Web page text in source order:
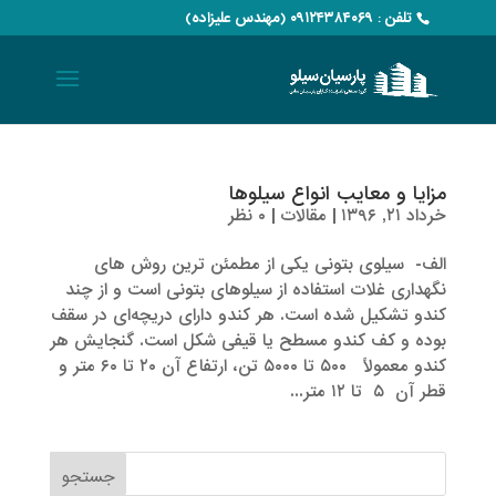
تلفن : ۰۹۱۲۴۳۸۴۰۶۹ (مهندس علیزاده)
مزایا و معایب انواع سیلوها
خرداد ۲۱, ۱۳۹۶ | مقالات | ۰ نظر
الف- سیلوی بتونی یکی از مطمئن ترین روش های
نگهداری غلات استفاده از سیلوهای بتونی است و از چند
کندو تشکیل شده است. هر کندو دارای دریچه‌ای در سقف
بوده و کف کندو مسطح یا قیفی شکل است. گنجایش هر
کندو معمولاً ۵۰۰ تا ۵۰۰۰ تن، ارتفاع آن ۲۰ تا ۶۰ متر و
قطر آن ۵ تا ۱۲ متر...